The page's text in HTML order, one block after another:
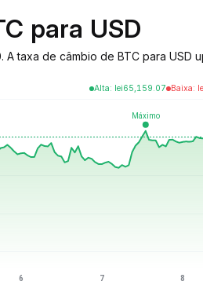
para USD
taxa de câmbio de BTC para USD
Alta: lei65,159.07 Baixa: